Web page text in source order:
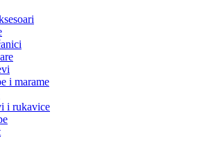
i marame
i rukavice